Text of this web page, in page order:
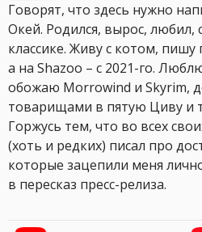
Говорят, что здесь нужно
Окей. Родился, вырос, любил,
классике. Живу с котом, пишу
а на Shazoo – с 2021-го.
обожаю Morrowind и Skyrim,
товарищами в пятую Циву и
Горжусь тем, что во всех
(хоть и редких) писал про
которые зацепили меня
в пересказ пресс-релиза.